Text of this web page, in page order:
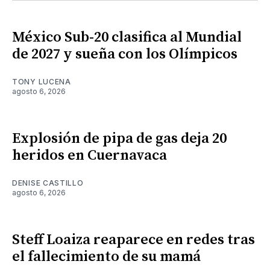
México Sub-20 clasifica al Mundial
de 2027 y sueña con los Olímpicos
TONY LUCENA
agosto 6, 2026
Explosión de pipa de gas deja 20
heridos en Cuernavaca
DENISE CASTILLO
agosto 6, 2026
Steff Loaiza reaparece en redes tras
el fallecimiento de su mamá